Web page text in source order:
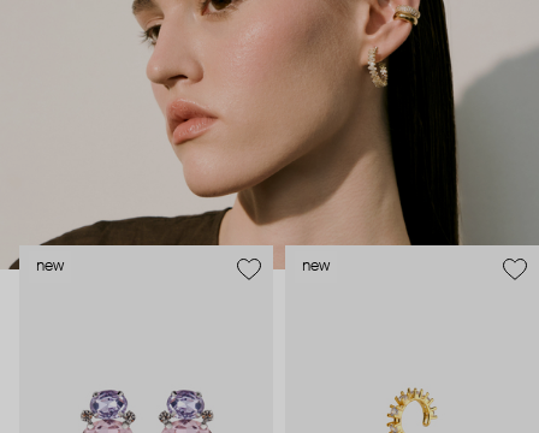
поехать на вечеринку сразу из офиса.
new new